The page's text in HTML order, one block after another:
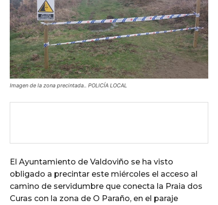
Imagen de la zona precintada.. POLICÍA LOCAL
El Ayuntamiento de Valdoviño se ha visto
obligado a precintar este miércoles el acceso al
camino de servidumbre que conecta la Praia dos
Curas con la zona de O Paraño, en el paraje